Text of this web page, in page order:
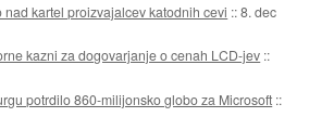
nad kartel proizvajalcev katodnih cevi ::8. dec
kazni za dogovarjanje o cenah LCD-jev ::
potrdilo 860-milijonsko globo za Microsoft ::